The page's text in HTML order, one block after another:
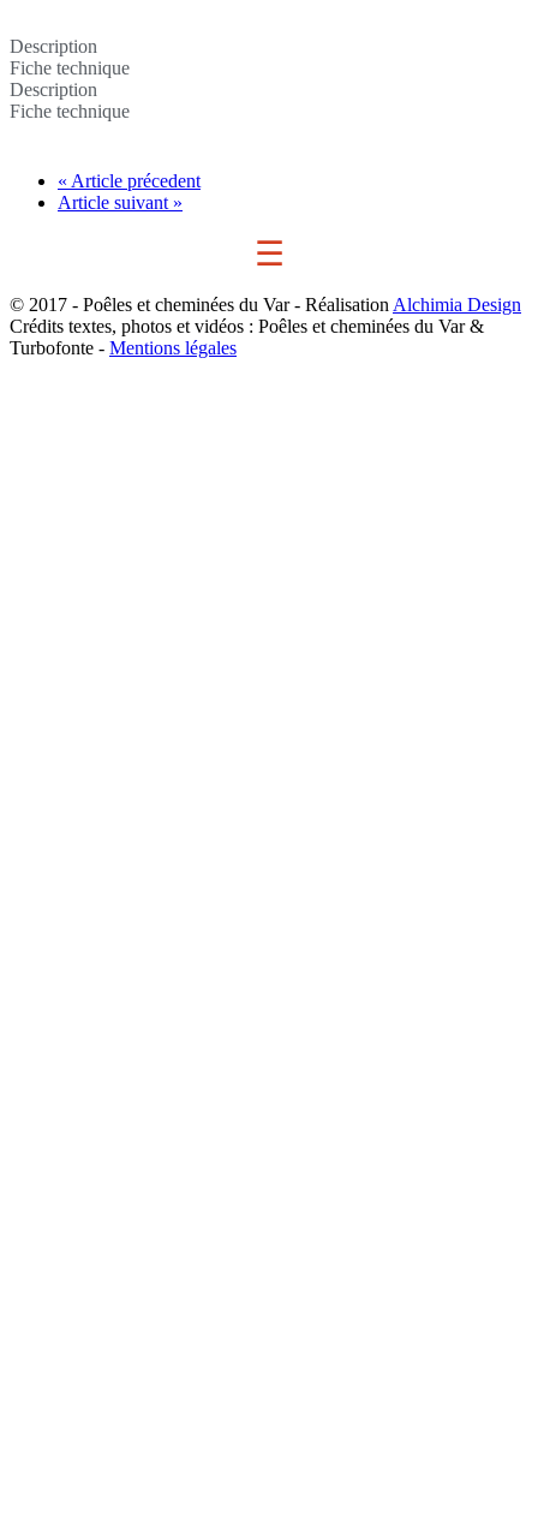
Description
Fiche technique
Description
Fiche technique
« Article précedent
Article suivant »
☰
© 2017 - Poêles et cheminées du Var - Réalisation Alchimia Design
Crédits textes, photos et vidéos : Poêles et cheminées du Var &
Turbofonte - Mentions légales